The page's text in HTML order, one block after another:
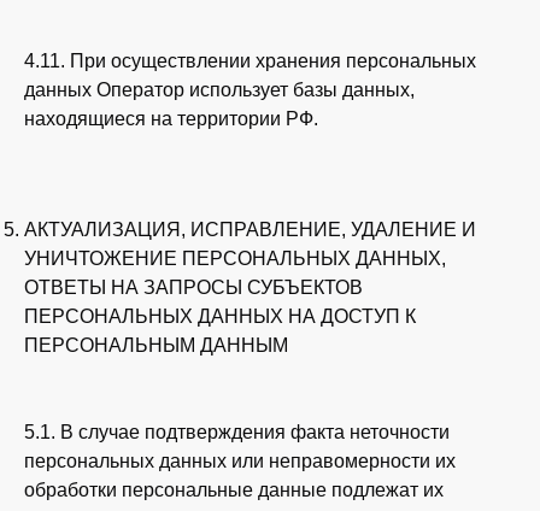
4.11. При осуществлении хранения персональных
данных Оператор использует базы данных,
находящиеся на территории РФ.
АКТУАЛИЗАЦИЯ, ИСПРАВЛЕНИЕ, УДАЛЕНИЕ И
УНИЧТОЖЕНИЕ ПЕРСОНАЛЬНЫХ ДАННЫХ,
ОТВЕТЫ НА ЗАПРОСЫ СУБЪЕКТОВ
ПЕРСОНАЛЬНЫХ ДАННЫХ НА ДОСТУП К
ПЕРСОНАЛЬНЫМ ДАННЫМ
5.1. В случае подтверждения факта неточности
персональных данных или неправомерности их
обработки персональные данные подлежат их